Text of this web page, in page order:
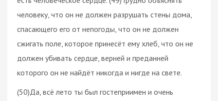
человеку, что он не должен разрушать стены дома,
спасающего его от непогоды, что он не должен
сжигать поле, которое принесёт ему хлеб, что он не
должен убивать сердце, верней и преданней
которого он не найдёт никогда и нигде на свете.
(50)Да, всё лето ты был гостеприимен и очень